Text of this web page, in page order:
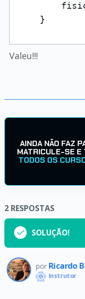
    }
Valeu!!!
AINDA NÃO FAZ
MATRICULE-SE
TODOS OS
2 RESPOSTAS
SOLUÇÃO!
por Ricardo
Instrutor